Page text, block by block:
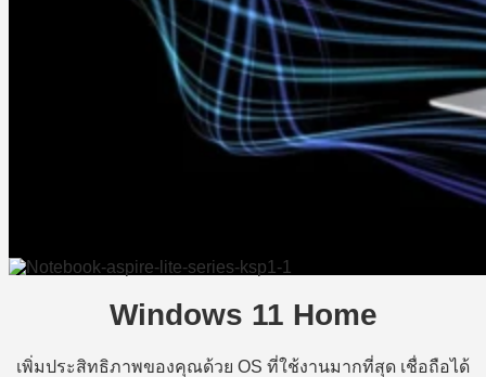
Windows 11 Home
เพิ่มประสิทธิภาพของคุณด้วย OS ที่ใช้งานมากที่สุด เชื่อถือได้